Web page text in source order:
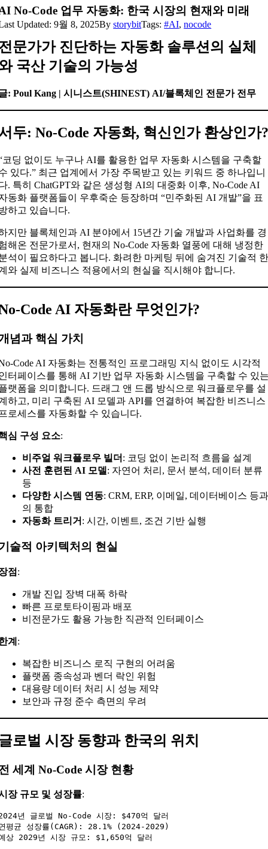
No-Code 업무 자동화: 한국 시장의 현재와 미래
Updated: 9월 8, 2025BystorybitTags:#AI,nocode
문가가 진단하는 자동화 솔루션의 실체
국산 기술의 가능성
: Poul Kang | 시니스트(SHINEST) AI/블록체인 전문가 전무
두: No-Code 자동화, 혁신인가 환상인가
코딩 없이도 누구나 AI를 활용한 업무 자동화 시스템을 구축할
있다.” 최근 업계에서 가장 주목받고 있는 키워드 중 하나입니
. 특히 ChatGPT와 같은 생성형 AI의 대중화 이후, No-Code AI
동화 플랫폼들이 우후죽순 등장하며 “민주화된 AI 개발”을 표
하고 있습니다.
지만 블록체인과 AI 분야에서 15년간 기술 개발과 사업화를 경
해온 전문가로서, 현재의 No-Code 자동화 열풍에 대해 냉정한
석이 필요하다고 봅니다. 화려한 마케팅 뒤에 숨겨진 기술적
와 실제 비즈니스 적용에서의 현실을 직시해야 합니다.
Code AI 자동화란 무엇인가?
념과 핵심 가치
Code AI 자동화는 전통적인 프로그래밍 지식 없이도 시각적
터페이스를 통해 AI 기반 업무 자동화 시스템을 구축할 수 있
랫폼을 의미합니다. 드래그 앤 드롭 방식으로 워크플로우를 설
하고, 미리 구축된 AI 모델과 API를 연결하여 복잡한 비즈니스
로세스를 자동화할 수 있습니다.
심 구성 요소:
비주얼 워크플로우 빌더 : 코딩 없이 논리적 흐름을 설계
사전 훈련된 AI 모델 : 자연어 처리, 문서 분석, 데이터 분류
등
다양한 시스템 연동: CRM, ERP, 이메일, 데이터베이스 등
의 통합
자동화 트리거 : 시간, 이벤트, 조건 기반 실행
술적 아키텍처의 현실
점 :
개발 진입 장벽 대폭 하락
빠른 프로토타이핑과 배포
비전문가도 활용 가능한 직관적 인터페이스
계 :
복잡한 비즈니스 로직 구현의 어려움
플랫폼 종속성과 벤더 락인 위험
대용량 데이터 처리 시 성능 제약
보안과 규정 준수 측면의 우려
로벌 시장 동향과 한국의 위치
세계 No-Code 시장 현황
장 규모 및 성장률:
년 글로벌 No-Code 시장: $470억 달러
평균 성장률(CAGR): 28.1% (2024-2029)